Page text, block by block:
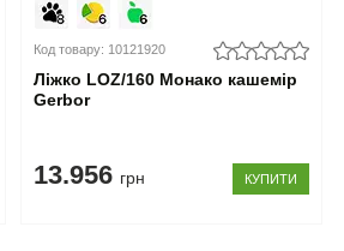
Код товару: 10121920
Ліжко LOZ/160 Монако кашемір
Gerbor
13.956 грн КУПИТИ